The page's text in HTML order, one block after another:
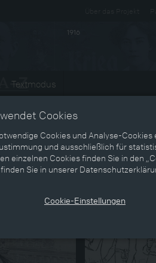
1916
Textmodus
bis zur
Lager
Der
Dynastie vor
Cookies
Cookies und Analyse-Cookies
und ausschließlich für
einzelnen Cookies finden Sie in den
Sie in unserer
Cookie-Einstellungen